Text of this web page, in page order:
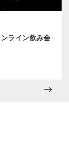
ライン飲み会